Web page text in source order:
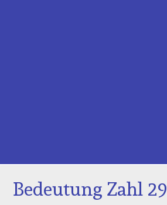
Bedeutung Zahl 29